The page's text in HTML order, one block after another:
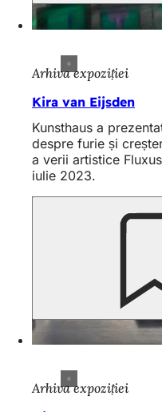
Arhiva expoziției
Kira van Eijsden
Kunsthaus a
despre furie și
a verii artistice
iulie 2023.
Arhiva expoziției